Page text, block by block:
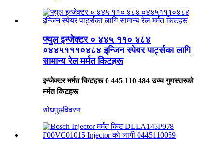
फ्युल इन्जेक्टर ० ४४५ ११० ४८४
०४४५१११०४८४ इन्जिन स्पेयर पार्ट्सका लागि
सामान्य रेल मर्मत किटहरू
इन्जेक्टर मर्मत किटहरू 0 445 110 484 उच्च गुणस्तरको
मर्मत किटहरू
सोधपुछविवरण